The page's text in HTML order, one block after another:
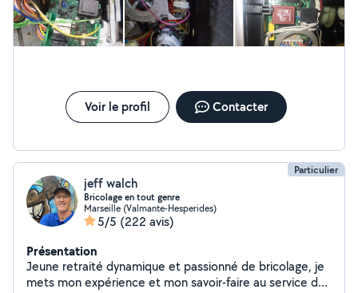
garanties. Intervention très rapide et efficace.
L'électroménager n'a pour moi aucune surprise. Arrêtons
le gâchis pas malin de jeter ou d'acheter de l'occase,
famille décemment. Au plaisir de solutionner votre
problème. Cordialement
Voir le profil Contacter
Particulier
jeff walch
Bricolage en tout genre
Marseille (Valmante-Hesperides)
5/5 (222 avis)
Présentation
Jeune retraité dynamique et passionné de bricolage, je
mets mon expérience et mon savoir-faire au service de